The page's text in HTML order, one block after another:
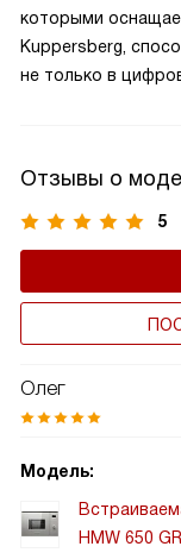
которыми
Kuppersberg,
не только в
Отзывы о
5
Олег
Модель:
HMW 650